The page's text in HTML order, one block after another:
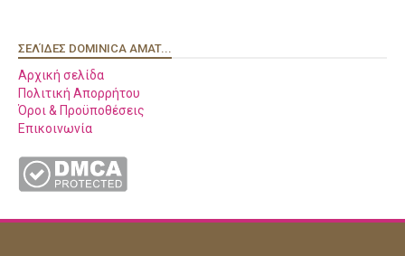
ΣΕΛΊΔΕΣ DOMINICA AMAT...
Αρχική σελίδα
Πολιτική Απορρήτου
Όροι & Προϋποθέσεις
Επικοινωνία